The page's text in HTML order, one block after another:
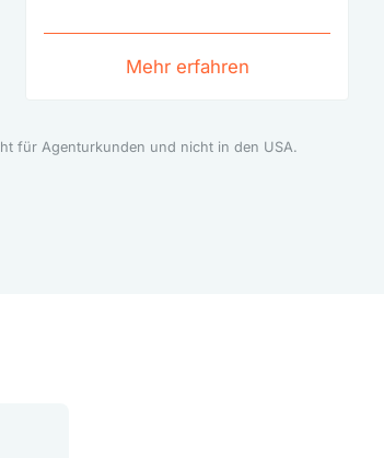
Mehr erfahren
für Agenturkunden und nicht in den USA.